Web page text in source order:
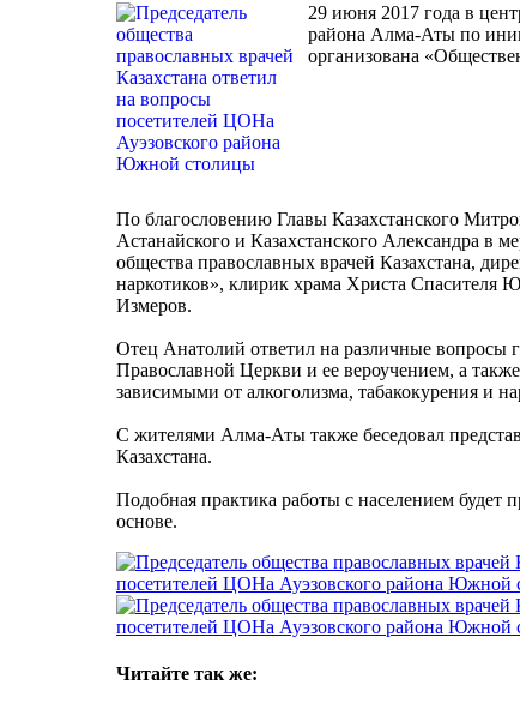
29 июня 2017 года в
района Алма-Аты по
организована
По благословению Главы Казахстанского
Астанайского и Казахстанского Александра в
общества православных врачей Казахстана,
наркотиков», клирик храма Христа
Измеров.
Отец Анатолий ответил на различные вопросы
Православной Церкви и ее вероучением, а
зависимыми от алкоголизма, табакокурения и
С жителями Алма-Аты также беседовал
Казахстана.
Подобная практика работы с населением
основе.
Читайте так же: